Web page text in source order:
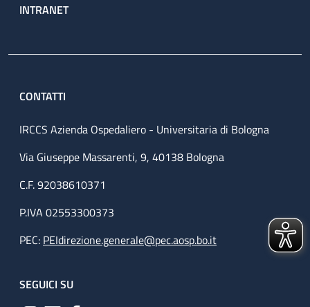
INTRANET
CONTATTI
IRCCS Azienda Ospedaliero - Universitaria di Bologna
Via Giuseppe Massarenti, 9, 40138 Bologna
C.F. 92038610371
P.IVA 02553300373
PEC: PEIdirezione.generale@pec.aosp.bo.it
SEGUICI SU